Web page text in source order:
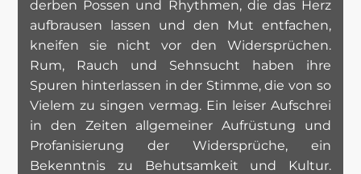
derben Possen und Rhythmen, die das Herz
aufbrausen lassen und den Mut entfachen,
kneifen sie nicht vor den Widersprüchen.
Rum, Rauch und Sehnsucht haben ihre
Spuren hinterlassen in der Stimme, die von so
Vielem zu singen vermag. Ein leiser Aufschrei
in den Zeiten allgemeiner Aufrüstung und
Profanisierung der Widersprüche, ein
Bekenntnis zu Behutsamkeit und Kultur.